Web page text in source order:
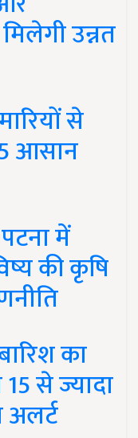
उन्नत
से
आसान
में
की कृषि
का
से ज्यादा